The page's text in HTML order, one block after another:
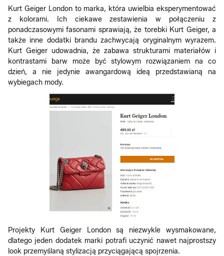
Kurt Geiger London to marka, która uwielbia eksperymentować
z kolorami. Ich ciekawe zestawienia w połączeniu z
ponadczasowymi fasonami sprawiają, że torebki Kurt Geiger, a
także inne dodatki brandu zachwycają oryginalnym wyrazem.
Kurt Geiger udowadnia, że zabawa strukturami materiałów i
kontrastami barw może być stylowym rozwiązaniem na co
dzień, a nie jedynie awangardową ideą przedstawianą na
wybiegach mody.
Projekty Kurt Geiger London są niezwykle wysmakowane,
dlatego jeden dodatek marki potrafi uczynić nawet najprostszy
look przemyślaną stylizacją przyciągającą spojrzenia.